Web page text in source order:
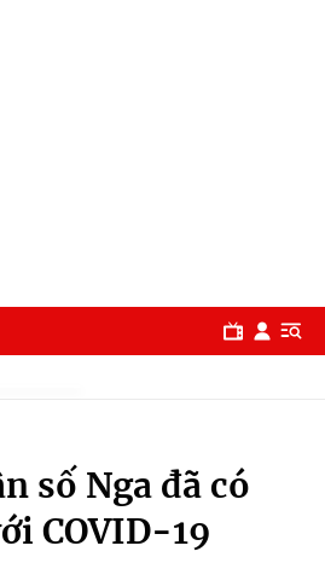
số Nga đã có
COVID-19